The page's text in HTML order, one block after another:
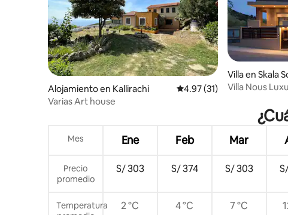
Alojamiento en Kallirachi Calificación promedio: 4.97
4.97 (31)
Varias Art house
Villa en Skala
Villa Nous
Mes Ene Feb Mar
Precio
promedio
S/ 303 S/ 374 S/ 303
Temperatura
2 °C 4 °C 7 °C